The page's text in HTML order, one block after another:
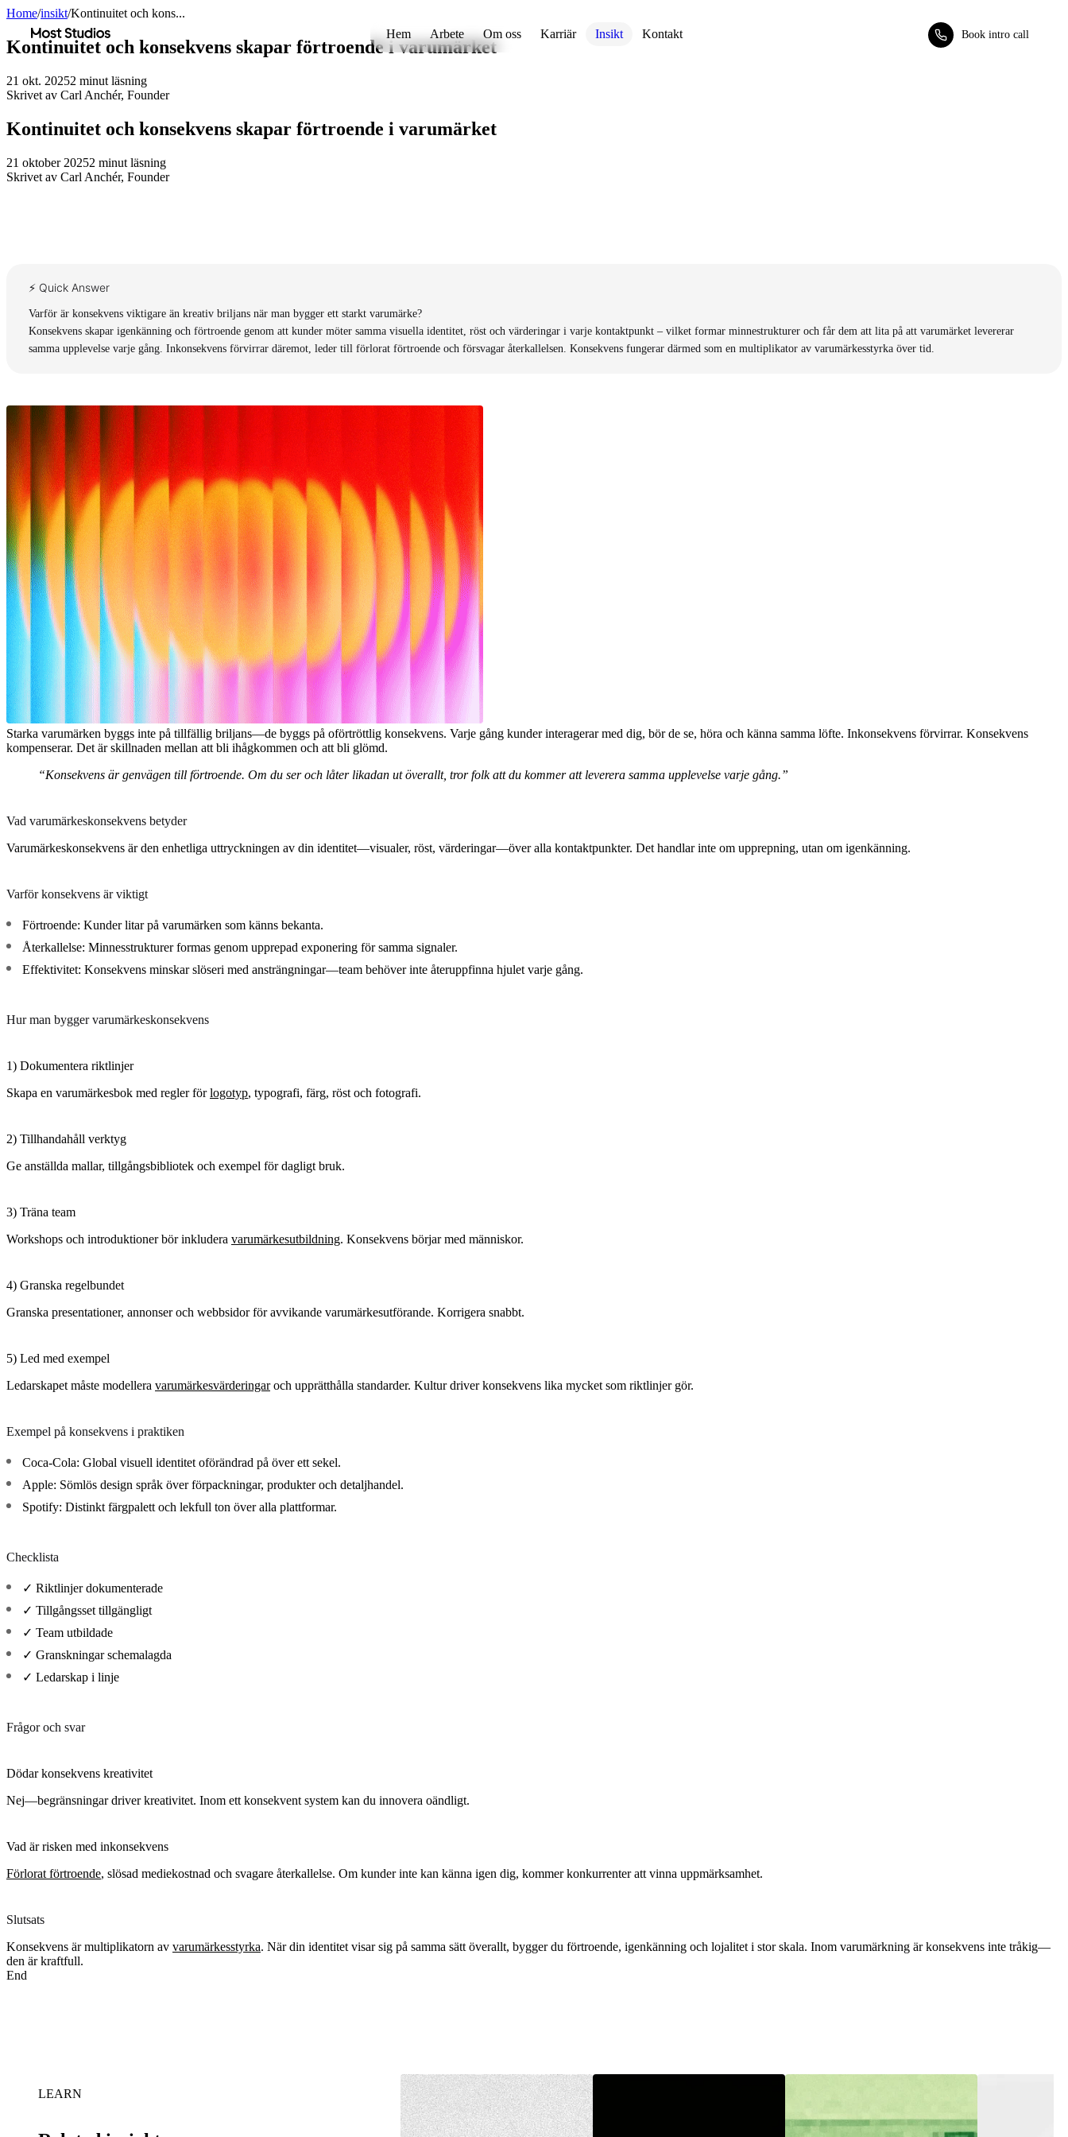
Most Studios
Hem Arbete Om oss Karriär Insikt Kontakt Book intro call
Home/insikt/Kontinuitet och kons...
Kontinuitet och konsekvens skapar förtroende i varumärket
21 okt. 20252 minut läsning
Skrivet av Carl Anchér, Founder
Kontinuitet och konsekvens skapar förtroende i varumärket
21 oktober 20252 minut läsning
Skrivet av Carl Anchér, Founder
⚡ Quick Answer
Varför är konsekvens viktigare än kreativ briljans när man bygger ett starkt varumärke?
Konsekvens skapar igenkänning och förtroende genom att kunder möter samma visuella identitet, röst och värderingar i varje kontaktpunkt – vilket formar minnestrukturer och får dem att lita på att varumärket levererar
samma upplevelse varje gång. Inkonsekvens förvirrar däremot, leder till förlorat förtroende och försvagar återkallelsen. Konsekvens fungerar därmed som en multiplikator av varumärkesstyrka över tid.
Starka varumärken byggs inte på tillfällig briljans—de byggs på oförtröttlig konsekvens. Varje gång kunder interagerar med dig, bör de se, höra och känna samma löfte. Inkonsekvens förvirrar. Konsekvens
kompenserar. Det är skillnaden mellan att bli ihågkommen och att bli glömd.
“Konsekvens är genvägen till förtroende. Om du ser och låter likadan ut överallt, tror folk att du kommer att leverera samma upplevelse varje gång.”
Vad varumärkeskonsekvens betyder
Varumärkeskonsekvens är den enhetliga uttryckningen av din identitet—visualer, röst, värderingar—över alla kontaktpunkter. Det handlar inte om upprepning, utan om igenkänning.
Varför konsekvens är viktigt
Förtroende: Kunder litar på varumärken som känns bekanta.
Återkallelse: Minnesstrukturer formas genom upprepad exponering för samma signaler.
Effektivitet: Konsekvens minskar slöseri med ansträngningar—team behöver inte återuppfinna hjulet varje gång.
Hur man bygger varumärkeskonsekvens
1) Dokumentera riktlinjer
Skapa en varumärkesbok med regler förlogotyp, typografi, färg, röst och fotografi.
2) Tillhandahåll verktyg
Ge anställda mallar, tillgångsbibliotek och exempel för dagligt bruk.
3) Träna team
Workshops och introduktioner bör inkludera varumärkesutbildning. Konsekvens börjar med människor.
4) Granska regelbundet
Granska presentationer, annonser och webbsidor för avvikande varumärkesutförande. Korrigera snabbt.
5) Led med exempel
Ledarskapet måste modellera varumärkesvärderingaroch upprätthålla standarder. Kultur driver konsekvens lika mycket som riktlinjer gör.
Exempel på konsekvens i praktiken
Coca-Cola: Global visuell identitet oförändrad på över ett sekel.
Apple: Sömlös design språk över förpackningar, produkter och detaljhandel.
Spotify: Distinkt färgpalett och lekfull ton över alla plattformar.
Checklista
✓ Riktlinjer dokumenterade
✓ Tillgångsset tillgängligt
✓ Team utbildade
✓ Granskningar schemalagda
✓ Ledarskap i linje
Frågor och svar
Dödar konsekvens kreativitet
Nej—begränsningar driver kreativitet. Inom ett konsekvent system kan du innovera oändligt.
Vad är risken med inkonsekvens
Förlorat förtroende, slösad mediekostnad och svagare återkallelse. Om kunder inte kan känna igen dig, kommer konkurrenter att vinna uppmärksamhet.
Slutsats
Konsekvens är multiplikatorn av varumärkesstyrka. När din identitet visar sig på samma sätt överallt, bygger du förtroende, igenkänning och lojalitet i stor skala. Inom varumärkning är konsekvens inte tråkig—
den är kraftfull.
End
LEARN